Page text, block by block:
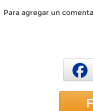
Para agregar un